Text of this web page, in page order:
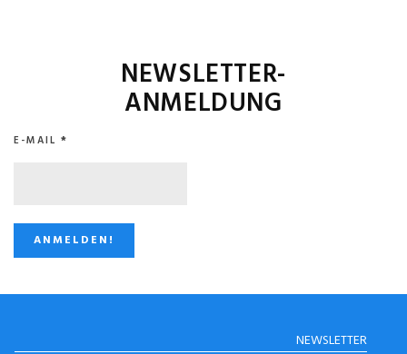
NEWSLETTER-
ANMELDUNG
E-MAIL *
STUGGI.TV AUFNEWSLETTER